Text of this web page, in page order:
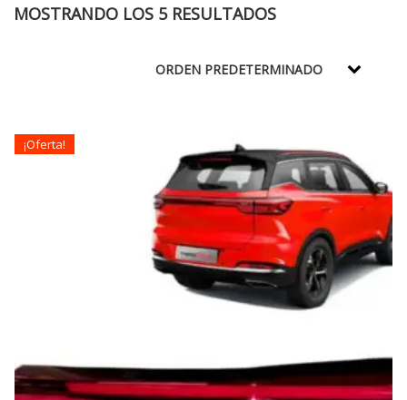
MOSTRANDO LOS 5 RESULTADOS
¡Oferta!